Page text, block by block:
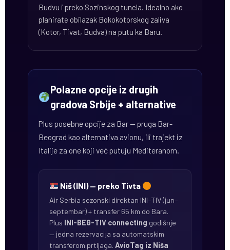
Budvu i preko Sozinskog tunela. Idealno ako
planirate obilazak Bokokotorskog zaliva
(Kotor, Tivat, Budva) na putu ka Baru.
Polazne opcije iz drugih
gradova Srbije + alternative
Plus posebne opcije za Bar — pruga Bar-
Beograd kao alternativa avionu, ili trajekt iz
Italije za one koji već putuju Mediteranom.
Niš (INI) — preko Tivta
Air Serbia sezonski direktan INI–TIV (jun–
septembar) + transfer 65 km do Bara.
Plus INI-BEG-TIV connecting godišnje
— jedna rezervacija sa automatskim
transferom prtljaga. AvioTag iz Niša